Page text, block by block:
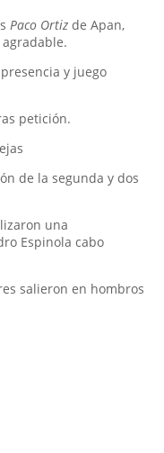
Paco Ortiz de Apan,
y juego
petición.
de la segunda y dos
una
Espinola cabo
salieron en hombros